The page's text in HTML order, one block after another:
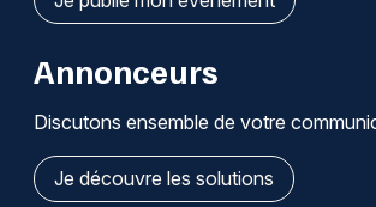
Annonceurs
Discutons ensemble de votre
Je découvre les solutions